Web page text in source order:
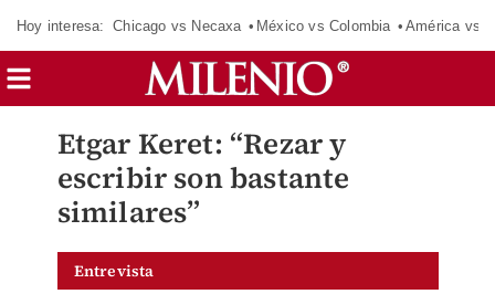
Hoy interesa: Chicago vs Necaxa México vs Colombia América vs
Etgar Keret: “Rezar y
escribir son bastante
similares”
Entrevista